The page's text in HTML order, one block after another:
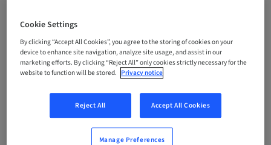
Registration deadline
10. Nov 2026 (UTC+1)
Price per Participant (local taxes apply)
CHF 1500.00
Cookie Settings
By clicking “Accept All Cookies”, you agree to the storing of cookies on your
device to enhance site navigation, analyze site usage, and assist in our
marketing efforts. By clicking “Reject All” only cookies strictly necessary for the
website to function will be stored. Privacy notice
Reject All Accept All Cookies
Manage Preferences